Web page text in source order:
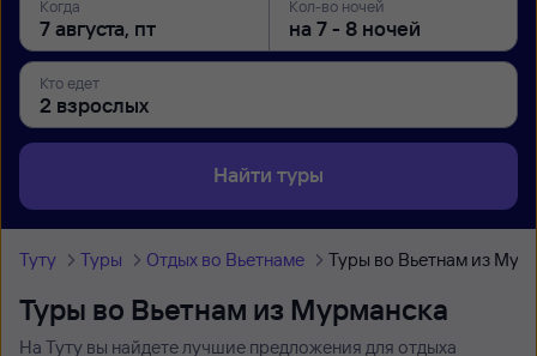
Когда Кол-во ночей
Кто едет
Найти туры
Туту Туры Отдых во Вьетнаме Туры во Вьетнам из
Туры во Вьетнам из Мурманска
На Туту вы найдете лучшие предложения для отдыха